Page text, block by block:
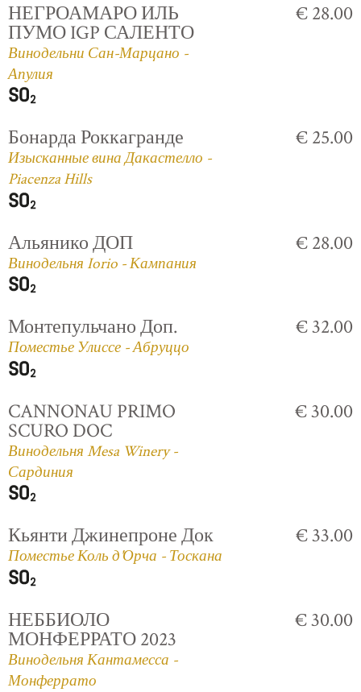
НЕГРОАМАРО ИЛЬ
ПУМО IGP САЛЕНТО
Винодельни Сан-Марцано -
Апулия
€ 28.00
Бонарда Роккагранде
Изысканные вина Дакастелло -
Piacenza Hills
€ 25.00
Альянико ДОП
Винодельня Iorio - Кампания
€ 28.00
Монтепульчано Доп.
Поместье Улиссе - Абруццо
€ 32.00
CANNONAU PRIMO
SCURO DOC
Винодельня Mesa Winery -
Сардиния
€ 30.00
Кьянти Джинепроне Док
Поместье Коль д'Орча - Тоскана
€ 33.00
НЕББИОЛО
МОНФЕРРАТО 2023
Винодельня Кантамесса -
Монферрато
€ 30.00